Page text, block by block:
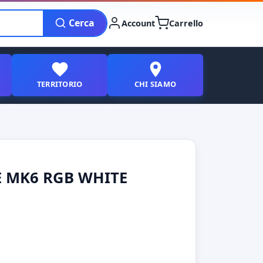
Cerca Account Carrello
TERRITORIO CHI SIAMO
MK6 RGB WHITE